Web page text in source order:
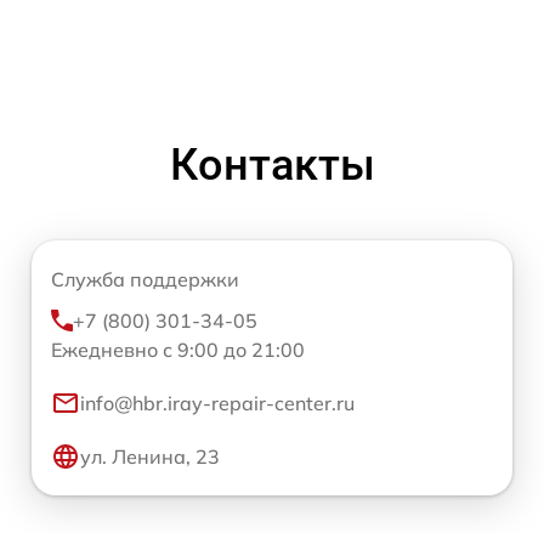
Контакты
Служба поддержки
+7 (800) 301-34-05
Ежедневно с 9:00 до 21:00
info@hbr.iray-repair-center.ru
ул. Ленина, 23